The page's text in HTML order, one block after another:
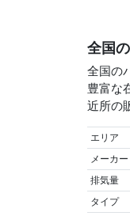
全国
全国の
豊富な
近所の
エリア
メーカー
排気量
タイプ